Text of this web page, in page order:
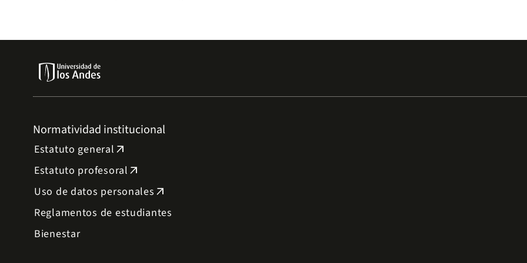
Normatividad institucional
Estatuto general arrow_outward
Estatuto profesoral arrow_outward
Uso de datos personales arrow_outward
Reglamentos de estudiantes
Bienestar